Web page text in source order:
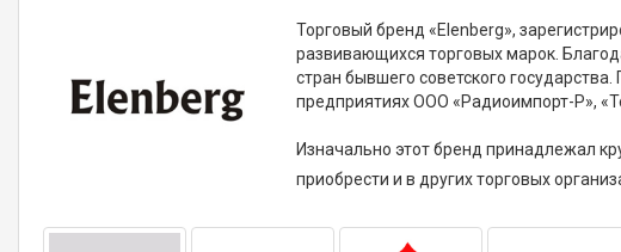
Торговый бренд «Elenberg»,
развивающихся торговых марок.
стран бывшего советского
предприятиях ООО «Радиоимпорт-Р»,
Изначально этот бренд принадлежал
приобрести и в других торговых